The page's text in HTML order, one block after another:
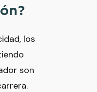
los
son